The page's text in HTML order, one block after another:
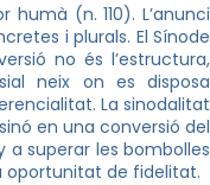
(n. 110). L’anunci
i plurals. El Sínode
no és l’estructura,
neix on es disposa
La sinodalitat
en una conversió del
superar les bombolles
oportunitat de fidelitat.